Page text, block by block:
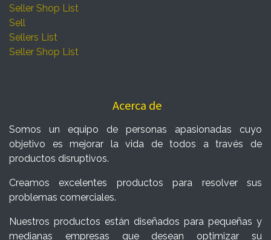
Seller Shop List
Sell
Sellers List
Seller Shop List
Acerca de
Somos un equipo de personas apasionadas cuyo
objetivo es mejorar la vida de todos a través de
productos disruptivos.
Creamos excelentes productos para resolver sus
problemas comerciales.
Nuestros productos están diseñados para pequeñas y
medianas empresas que desean optimizar su